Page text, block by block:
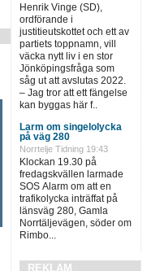
Henrik Vinge (SD),
ordförande i
justitieutskottet och ett av
partiets toppnamn, vill
väcka nytt liv i en stor
Jönköpingsfråga som
såg ut att avslutas 2022.
– Jag tror att ett fängelse
kan byggas här f..
Larm om singelolycka
på väg 280
Norrtelje Tidning 19:43
Klockan 19.30 på
fredagskvällen larmade
SOS Alarm om att en
trafikolycka inträffat på
länsväg 280, Gamla
Norrtäljevägen, söder om
Rimbo...
REKLAM